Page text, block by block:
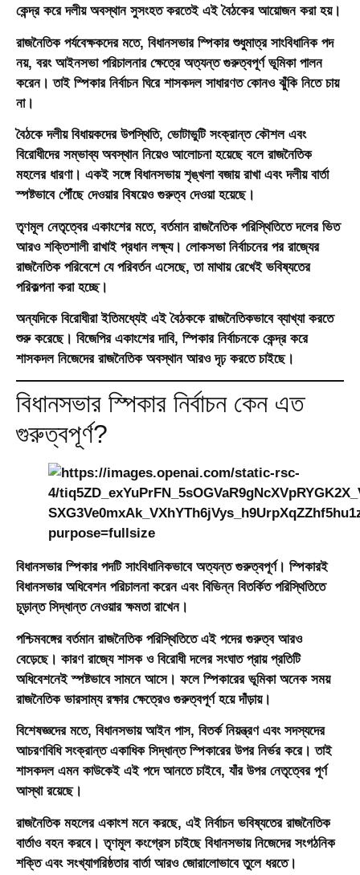
কেন্দ্র করে দলীয় অবস্থান সুসংহত করতেই এই বৈঠকের আয়োজন করা হয়।
রাজনৈতিক পর্যবেক্ষকদের মতে, বিধানসভার স্পিকার শুধুমাত্র সাংবিধানিক পদ
নয়, বরং আইনসভা পরিচালনার ক্ষেত্রে অত্যন্ত গুরুত্বপূর্ণ ভূমিকা পালন
করেন। তাই স্পিকার নির্বাচন ঘিরে শাসকদল সাধারণত কোনও ঝুঁকি নিতে চায়
না।
বৈঠকে দলীয় বিধায়কদের উপস্থিতি, ভোটাভুটি সংক্রান্ত কৌশল এবং
বিরোধীদের সম্ভাব্য অবস্থান নিয়েও আলোচনা হয়েছে বলে রাজনৈতিক
মহলের ধারণা। একই সঙ্গে বিধানসভায় শৃঙ্খলা বজায় রাখা এবং দলীয় বার্তা
স্পষ্টভাবে পৌঁছে দেওয়ার বিষয়েও গুরুত্ব দেওয়া হয়েছে।
তৃণমূল নেতৃত্বের একাংশের মতে, বর্তমান রাজনৈতিক পরিস্থিতিতে দলের ভিত
আরও শক্তিশালী রাখাই প্রধান লক্ষ্য। লোকসভা নির্বাচনের পর রাজ্যের
রাজনৈতিক পরিবেশে যে পরিবর্তন এসেছে, তা মাথায় রেখেই ভবিষ্যতের
পরিকল্পনা করা হচ্ছে।
অন্যদিকে বিরোধীরা ইতিমধ্যেই এই বৈঠককে রাজনৈতিকভাবে ব্যাখ্যা করতে
শুরু করেছে। বিজেপির একাংশের দাবি, স্পিকার নির্বাচনকে কেন্দ্র করে
শাসকদল নিজেদের রাজনৈতিক অবস্থান আরও দৃঢ় করতে চাইছে।
বিধানসভার স্পিকার নির্বাচন কেন এত
গুরুত্বপূর্ণ?
বিধানসভার স্পিকার পদটি সাংবিধানিকভাবে অত্যন্ত গুরুত্বপূর্ণ। স্পিকারই
বিধানসভার অধিবেশন পরিচালনা করেন এবং বিভিন্ন বিতর্কিত পরিস্থিতিতে
চূড়ান্ত সিদ্ধান্ত নেওয়ার ক্ষমতা রাখেন।
পশ্চিমবঙ্গের বর্তমান রাজনৈতিক পরিস্থিতিতে এই পদের গুরুত্ব আরও
বেড়েছে। কারণ রাজ্যে শাসক ও বিরোধী দলের সংঘাত প্রায় প্রতিটি
অধিবেশনেই স্পষ্টভাবে সামনে আসে। ফলে স্পিকারের ভূমিকা অনেক সময়
রাজনৈতিক ভারসাম্য রক্ষার ক্ষেত্রেও গুরুত্বপূর্ণ হয়ে দাঁড়ায়।
বিশেষজ্ঞদের মতে, বিধানসভায় আইন পাস, বিতর্ক নিয়ন্ত্রণ এবং সদস্যদের
আচরণবিধি সংক্রান্ত একাধিক সিদ্ধান্ত স্পিকারের উপর নির্ভর করে। তাই
শাসকদল এমন কাউকেই এই পদে আনতে চাইবে, যাঁর উপর নেতৃত্বের পূর্ণ
আস্থা রয়েছে।
রাজনৈতিক মহলের একাংশ মনে করছে, এই নির্বাচন ভবিষ্যতের রাজনৈতিক
বার্তাও বহন করবে। তৃণমূল কংগ্রেস চাইছে বিধানসভায় নিজেদের সংগঠনিক
শক্তি এবং সংখ্যাগরিষ্ঠতার বার্তা আরও জোরালোভাবে তুলে ধরতে।